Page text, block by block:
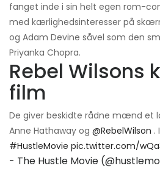
fanget inde i sin helt egen rom-
med kærlighedsinteresser på
og Adam Devine såvel som den
Priyanka Chopra.
Rebel Wilsons
film
De giver beskidte rådne mænd et
Anne Hathaway og @RebelWilson .
#HustleMovie pic.twitter.com/
- The Hustle Movie